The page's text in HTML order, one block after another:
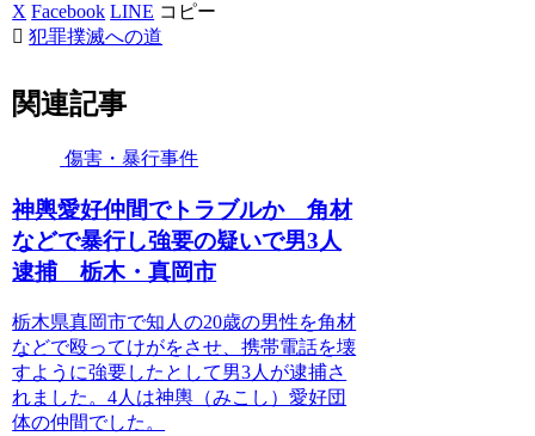
X Facebook LINE コピー
犯罪撲滅への道
関連記事
傷害・暴行事件
神輿愛好仲間でトラブルか 角材
などで暴行し強要の疑いで男3人
逮捕 栃木・真岡市
栃木県真岡市で知人の20歳の男性を角材
などで殴ってけがをさせ、携帯電話を壊
すように強要したとして男3人が逮捕さ
れました。4人は神輿（みこし）愛好団
体の仲間でした。